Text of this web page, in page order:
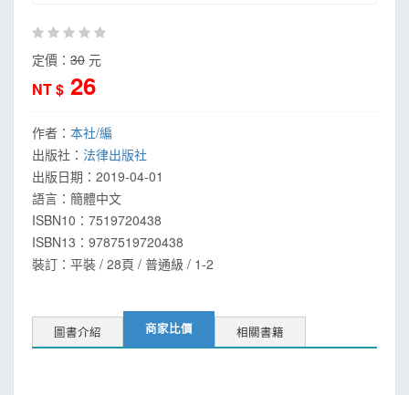
定價： 30 元
NT $ 26
作者： 本社/編
出版社： 法律出版社
出版日期： 2019-04-01
語言： 簡體中文
ISBN10：7519720438
ISBN13： 9787519720438
裝訂：平裝 / 28頁 / 普通級 / 1-2
圖書介紹 商家比價 相關書籍